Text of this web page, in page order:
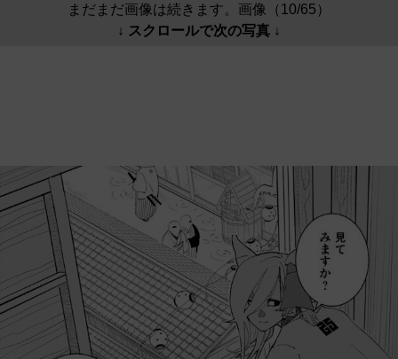
まだまだ画像は続きます。画像（10/65）
↓ スクロールで次の写真 ↓